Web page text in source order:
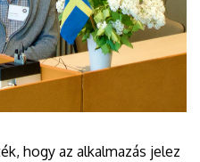
hogy az alkalmazás jelez